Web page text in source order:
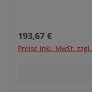
Regulärer Preis:
193,67 €
Preise inkl. MwSt.